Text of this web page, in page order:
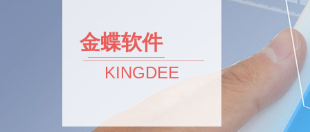
金蝶软件
KINGDEE